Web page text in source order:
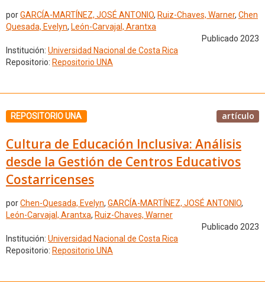
porGARCÍA-MARTÍNEZ, JOSÉ ANTONIO, Ruiz-Chaves, Warner, Chen
Quesada, Evelyn, León-Carvajal, Arantxa
Publicado 2023
Institución: Universidad Nacional de Costa Rica
Repositorio: Repositorio UNA
REPOSITORIO UNA artículo
Cultura de Educación Inclusiva: Análisis
desde la Gestión de Centros Educativos
Costarricenses
porChen-Quesada, Evelyn, GARCÍA-MARTÍNEZ, JOSÉ ANTONIO,
León-Carvajal, Arantxa, Ruiz-Chaves, Warner
Publicado 2023
Institución: Universidad Nacional de Costa Rica
Repositorio: Repositorio UNA